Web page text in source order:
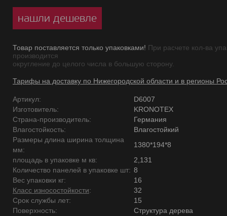
нашли дешевле
Товар поставляется только упаковками! При расчете кол-ва
производится
округление до целого числа в большую сторону.
Тарифы на доставку по Нижегородской области и в регионы
Артикул:
D6007
Изготовитель:
KRONOTEX
Страна-производитель:
Германия
Влагостойкость:
Влагостойкий
Размеры длина ширина толщина
мм:
1380*194*8
площадь в упаковке м кв:
2,131
Количество панелей в упаковке шт: 8
Вес упаковки кг:
16
Класс износостойкости:
32
Срок службы лет:
15
Поверхность:
Структура дерева